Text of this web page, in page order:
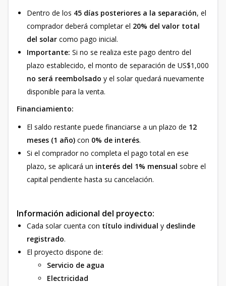
Dentro de los 45 días posteriores a la separación, el
comprador deberá completar el 20% del valor total
del solar como pago inicial.
Importante: Si no se realiza este pago dentro del
plazo establecido, el monto de separación de US$1,000
no será reembolsado y el solar quedará nuevamente
disponible para la venta.
Financiamiento:
El saldo restante puede financiarse a un plazo de 12
meses (1 año) con 0% de interés.
Si el comprador no completa el pago total en ese
plazo, se aplicará un interés del 1% mensual sobre el
capital pendiente hasta su cancelación.
Información adicional del proyecto:
Cada solar cuenta con título individual y deslinde
registrado.
El proyecto dispone de:
Servicio de agua
Electricidad